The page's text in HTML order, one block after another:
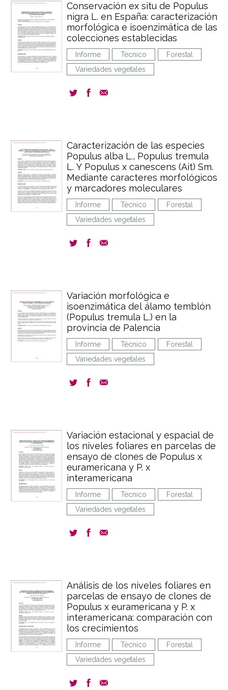
Conservación ex situ de Populus
nigra L. en España: caracterización
morfológica e isoenzimática de las
colecciones establecidas
Informe Técnico
Forestal
Variedades vegetales
Caracterización de las especies
Populus alba L., Populus tremula
L. Y Populus x canescens (Ait) Sm.
Mediante caracteres morfológicos
y marcadores moleculares
Informe Técnico
Forestal
Variedades vegetales
Variación morfológica e
isoenzimática del álamo temblón
(Populus tremula L.) en la
provincia de Palencia
Informe Técnico
Forestal
Variedades vegetales
Variación estacional y espacial de
los niveles foliares en parcelas de
ensayo de clones de Populus x
euramericana y P. x
interamericana
Informe Técnico
Forestal
Variedades vegetales
Análisis de los niveles foliares en
parcelas de ensayo de clones de
Populus x euramericana y P. x
interamericana: comparación con
los crecimientos
Informe Técnico
Forestal
Variedades vegetales